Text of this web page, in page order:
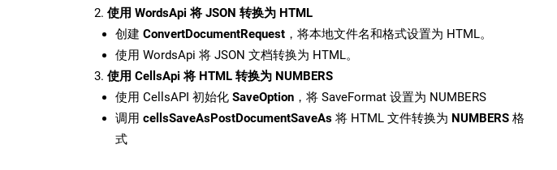
使用 WordsApi 将 JSON 转换为 HTML
创建 ConvertDocumentRequest ，将本地文件名和格式设置为 HTML。
使用 WordsApi 将 JSON 文档转换为 HTML。
使用 CellsApi 将 HTML 转换为 NUMBERS
使用 CellsAPI 初始化 SaveOption ，将 SaveFormat 设置为 NUMBERS
调用 cellsSaveAsPostDocumentSaveAs 将 HTML 文件转换为 NUMBERS 格
式